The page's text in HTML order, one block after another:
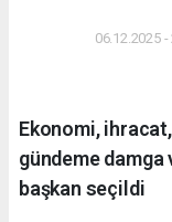
06.12.2025
Ekonomi,
gündeme damga
başkan seçildi